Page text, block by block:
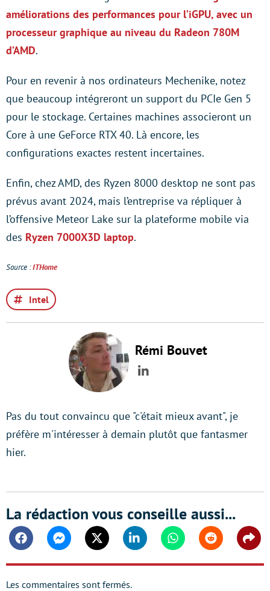
améliorations des performances pour l’iGPU, avec un
processeur graphique au niveau du Radeon 780M
d’AMD.
Pour en revenir à nos ordinateurs Mechenike, notez
que beaucoup intégreront un support du PCIe Gen 5
pour le stockage. Certaines machines associeront un
Core à une GeForce RTX 40. Là encore, les
configurations exactes restent incertaines.
Enfin, chez AMD, des Ryzen 8000 desktop ne sont pas
prévus avant 2024, mais l’entreprise va répliquer à
l’offensive Meteor Lake sur la plateforme mobile via
des Ryzen 7000X3D laptop.
Source :ITHome
Intel
Rémi Bouvet
LinkedIn
Pas du tout convaincu que "c'était mieux avant", je
préfère m'intéresser à demain plutôt que fantasmer
hier.
La rédaction vous conseille aussi...
FacebookMessengerTwitter Linkedin WhatsappReddit
Les commentaires sont fermés.